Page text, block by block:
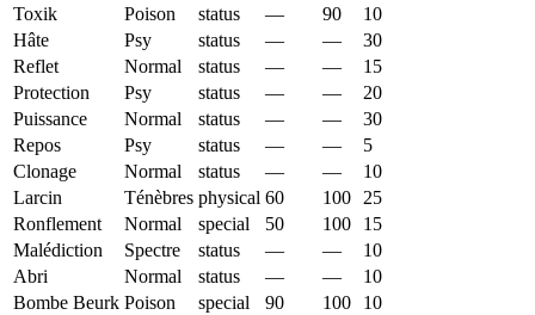
Toxik
Poison status — 90
10
Hâte
Psy status — —
30
Reflet
Normal status — —
15
Protection
Psy status — —
20
Puissance
Normal status — —
30
Repos
Psy status — —
5
Clonage
Normal status — —
10
Larcin
Ténèbres physical 60 100
25
Ronflement
Normal special 50 100
15
Malédiction
Spectre status — —
10
Abri
Normal status — —
10
Bombe Beurk Poison special 90 100
10